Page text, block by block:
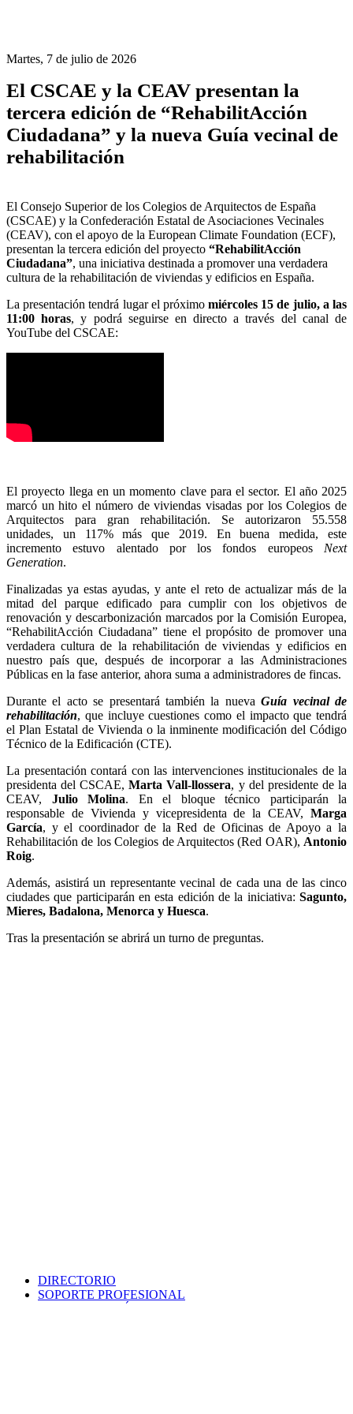
Martes, 7 de julio de 2026
El CSCAE y la CEAV presentan la
tercera edición de “RehabilitAcción
Ciudadana” y la nueva Guía vecinal de
rehabilitación
El Consejo Superior de los Colegios de Arquitectos de España
(CSCAE) y la Confederación Estatal de Asociaciones Vecinales
(CEAV), con el apoyo de la European Climate Foundation (ECF),
presentan la tercera edición del proyecto “RehabilitAcción
Ciudadana”, una iniciativa destinada a promover una verdadera
cultura de la rehabilitación de viviendas y edificios en España.
La presentación tendrá lugar el próximomiércoles 15 de julio, a las
11:00 horas, y podrá seguirse en directo a través del canal de
YouTube del CSCAE:
El proyecto llega en un momento clave para el sector. El año 2025
marcó un hito el número de viviendas visadas por los Colegios de
Arquitectos para gran rehabilitación. Se autorizaron 55.558
unidades, un 117% más que 2019. En buena medida, este
incremento estuvo alentado por los fondos europeos Next
Generation.
Finalizadas ya estas ayudas, y ante el reto de actualizar más de la
mitad del parque edificado para cumplir con los objetivos de
renovación y descarbonización marcados por la Comisión Europea,
“RehabilitAcción Ciudadana” tiene el propósito de promover una
verdadera cultura de la rehabilitación de viviendas y edificios en
nuestro país que, después de incorporar a las Administraciones
Públicas en la fase anterior, ahora suma a administradores de fincas.
Durante el acto se presentará también la nueva Guía vecinal de
rehabilitación, que incluye cuestiones como el impacto que tendrá
el Plan Estatal de Vivienda o la inminente modificación del Código
Técnico de la Edificación (CTE).
La presentación contará con las intervenciones institucionales de la
presidenta del CSCAE,Marta Vall-llossera, y del presidente de la
CEAV, Julio Molina. En el bloque técnico participarán la
responsable de Vivienda y vicepresidenta de la CEAV, Marga
García, y el coordinador de la Red de Oficinas de Apoyo a la
Rehabilitación de los Colegios de Arquitectos (Red OAR), Antonio
Roig.
Además, asistirá un representante vecinal de cada una de las cinco
ciudades que participarán en esta edición de la iniciativa: Sagunto,
Mieres, Badalona, Menorca y Huesca.
Tras la presentación se abrirá un turno de preguntas.
DIRECTORIO
SOPORTE PROFESIONAL